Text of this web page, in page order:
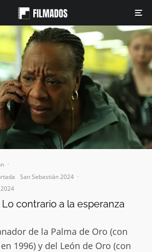
·
San Sebastián 2024 ·
Lo contrario a la esperanza
de la Palma de Oro (con
en 1996) y del León de Oro (con